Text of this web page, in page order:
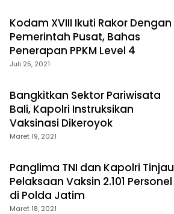
Kodam XVIII Ikuti Rakor Dengan
Pemerintah Pusat, Bahas
Penerapan PPKM Level 4
Juli 25, 2021
Bangkitkan Sektor Pariwisata
Bali, Kapolri Instruksikan
Vaksinasi Dikeroyok
Maret 19, 2021
Panglima TNI dan Kapolri Tinjau
Pelaksaan Vaksin 2.101 Personel
di Polda Jatim
Maret 18, 2021